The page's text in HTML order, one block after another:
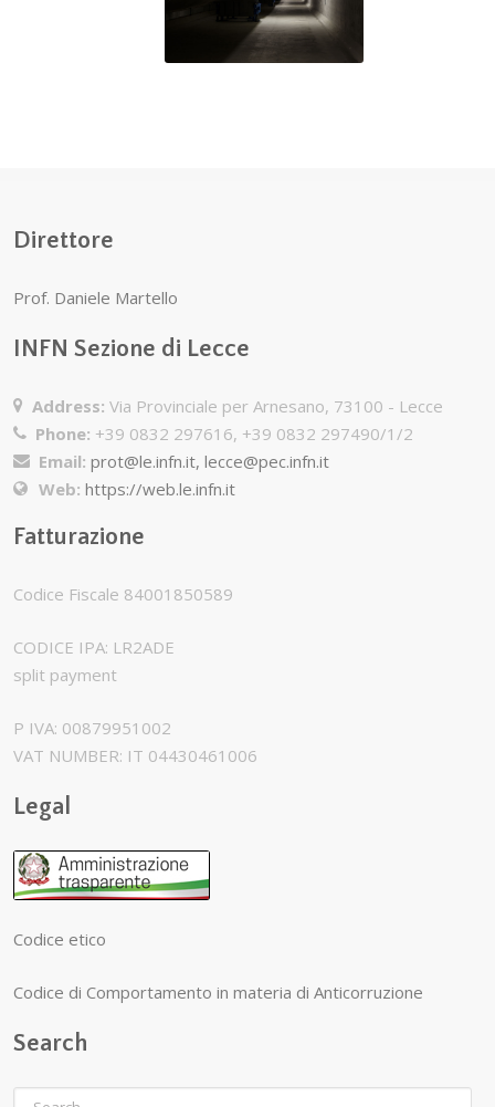
L’interferometro
Direttore
Prof. Daniele Martello
INFN Sezione di Lecce
Address: Via Provinciale per Arnesano, 73100 - Lecce
Phone: +39 0832 297616, +39 0832 297490/1/2
Email: prot@le.infn.it, lecce@pec.infn.it
Web: https://web.le.infn.it
Fatturazione
Codice Fiscale 84001850589
CODICE IPA: LR2ADE
split payment
P IVA: 00879951002
VAT NUMBER: IT 04430461006
Legal
Codice etico
Codice di Comportamento in materia di Anticorruzione
Search